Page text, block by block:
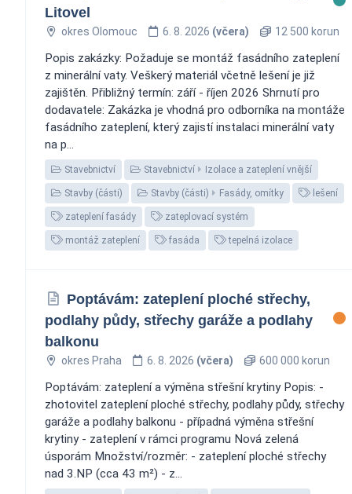
Litovel
okres Olomouc 6. 8. 2026 (včera) 12 500 korun
Popis zakázky: Požaduje se montáž fasádního zateplení
z minerální vaty. Veškerý materiál včetně lešení je již
zajištěn. Přibližný termín: září - říjen 2026 Shrnutí pro
dodavatele: Zakázka je vhodná pro odborníka na montáže
fasádního zateplení, který zajistí instalaci minerální vaty
na p...
Stavebnictví Stavebnictví Izolace a zateplení vnější
Stavby (části) Stavby (části) Fasády, omítky lešení
zateplení fasády zateplovací systém
montáž zateplení fasáda tepelná izolace
Poptávám: zateplení ploché střechy,
podlahy půdy, střechy garáže a podlahy
balkonu
okres Praha 6. 8. 2026 (včera) 600 000 korun
Poptávám: zateplení a výměna střešní krytiny Popis: -
zhotovitel zateplení ploché střechy, podlahy půdy, střechy
garáže a podlahy balkonu - případná výměna střešní
krytiny - zateplení v rámci programu Nová zelená
úsporám Množství/rozměr: - zateplení ploché střechy
nad 3.NP (cca 43 m²) - z...